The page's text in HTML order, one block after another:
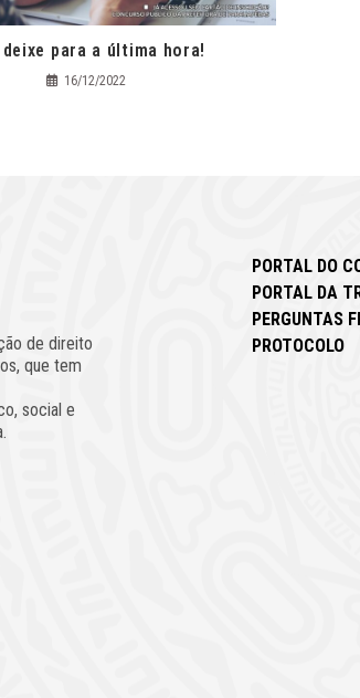
deixe para a última hora!
16/12/2022
de direito
que tem
social e
PORTAL DO
PORTAL DA
PERGUNTAS
PROTOCOLO